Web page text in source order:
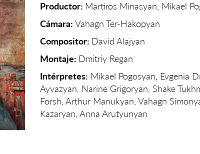
Productor: Martiros Minasyan, Mikael
Cámara: Vahagn Ter-Hakopyan
Compositor: David Alajyan
Montaje: Dmitriy Regan
Intérpretes: Mikael Pogosyan, Evgenia
Ayvazyan, Narine Grigoryan, Shake
Forsh, Arthur Manukyan, Vahagn
Kazaryan, Anna Arutyunyan